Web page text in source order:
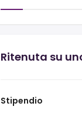
Ritenuta su
Stipendio